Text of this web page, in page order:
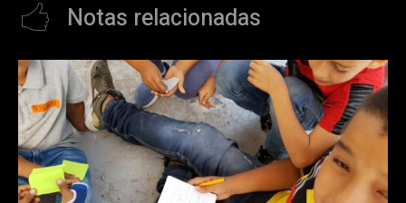
Notas relacionadas